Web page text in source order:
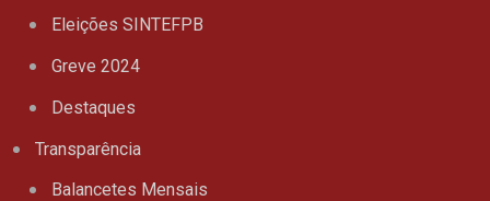
Eleições SINTEFPB
Greve 2024
Destaques
Transparência
Balancetes Mensais